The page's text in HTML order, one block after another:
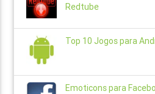
Redtube
Top 10 Jogos para
Emoticons para